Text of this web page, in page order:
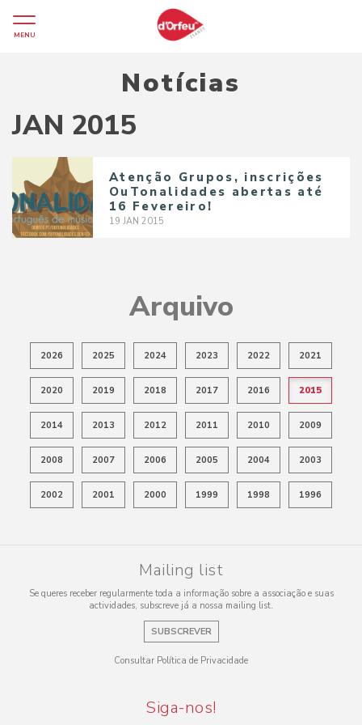
MENU
Notícias
JAN 2015
Atenção Grupos, inscrições
OuTonalidades abertas até
16 Fevereiro!
19 JAN 2015
Arquivo
2026 2025 2024 2023 2022 2021
2020 2019 2018 2017 2016 2015
2014 2013 2012 2011 2010 2009
2008 2007 2006 2005 2004 2003
2002 2001 2000 1999 1998 1996
Mailing list
Se queres receber regularmente toda a informação sobre a associação e suas
actividades, subscreve já a nossa mailing list.
SUBSCREVER
Consultar Política de Privacidade
Siga-nos!